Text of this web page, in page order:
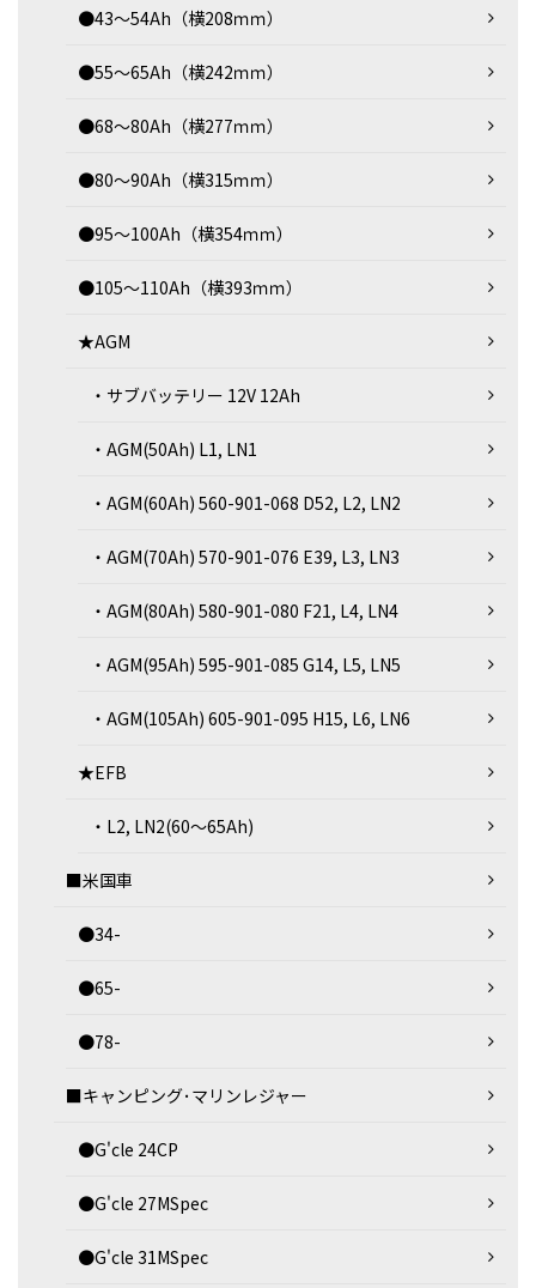
●43～54Ah（横208ｍｍ）
●55～65Ah（横242ｍｍ）
●68～80Ah（横277ｍｍ）
●80～90Ah（横315ｍｍ）
●95～100Ah（横354ｍｍ）
●105～110Ah（横393ｍｍ）
★AGM
・サブバッテリー 12V 12Ah
・AGM(50Ah) L1, LN1
・AGM(60Ah) 560-901-068 D52, L2, LN2
・AGM(70Ah) 570-901-076 E39, L3, LN3
・AGM(80Ah) 580-901-080 F21, L4, LN4
・AGM(95Ah) 595-901-085 G14, L5, LN5
・AGM(105Ah) 605-901-095 H15, L6, LN6
★EFB
・L2, LN2(60～65Ah)
■米国車
●34-
●65-
●78-
■キャンピング･マリンレジャー
●G'cle 24CP
●G'cle 27MSpec
●G'cle 31MSpec